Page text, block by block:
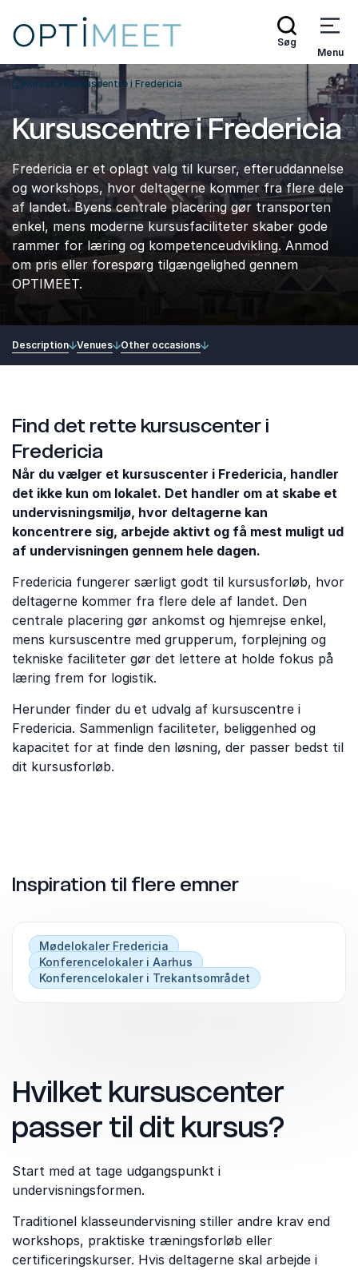
Søg
Menu
Tilbage til forsiden
Kursus Kursuscentre i Fredericia
Kursuscentre i Fredericia
Fredericia er et oplagt valg til kurser, efteruddannelse
og workshops, hvor deltagerne kommer fra flere dele
af landet. Byens centrale placering gør transporten
enkel, mens moderne kursusfaciliteter skaber gode
rammer for læring og kompetenceudvikling. Anmod
om pris eller forespørg tilgængelighed gennem
OPTIMEET.
Description Venues Other occasions
Find det rette kursuscenter i
Fredericia
Når du vælger et kursuscenter i Fredericia, handler
det ikke kun om lokalet. Det handler om at skabe et
undervisningsmiljø, hvor deltagerne kan
koncentrere sig, arbejde aktivt og få mest muligt ud
af undervisningen gennem hele dagen.
Fredericia fungerer særligt godt til kursusforløb, hvor
deltagerne kommer fra flere dele af landet. Den
centrale placering gør ankomst og hjemrejse enkel,
mens kursuscentre med grupperum, forplejning og
tekniske faciliteter gør det lettere at holde fokus på
læring frem for logistik.
Herunder finder du et udvalg af kursuscentre i
Fredericia. Sammenlign faciliteter, beliggenhed og
kapacitet for at finde den løsning, der passer bedst til
dit kursusforløb.
Inspiration til flere emner
Mødelokaler Fredericia
Konferencelokaler i Aarhus
Konferencelokaler i Trekantsområdet
Hvilket kursuscenter
passer til dit kursus?
Start med at tage udgangspunkt i
undervisningsformen.
Traditionel klasseundervisning stiller andre krav end
workshops, praktiske træningsforløb eller
certificeringskurser. Hvis deltagerne skal arbejde i